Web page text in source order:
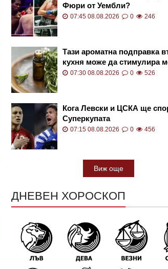
Фюри от Уембли?
07:45 08.08.2026 0 246
Тази ароматна подправка
кухня може да стимулира
и да облекчи стреса
07:30 08.08.2026 0 526
Кога Левски и ЦСКА ще
Суперкупата
07:15 08.08.2026 0 456
Виж още
ДНЕВЕН ХОРОСКОП